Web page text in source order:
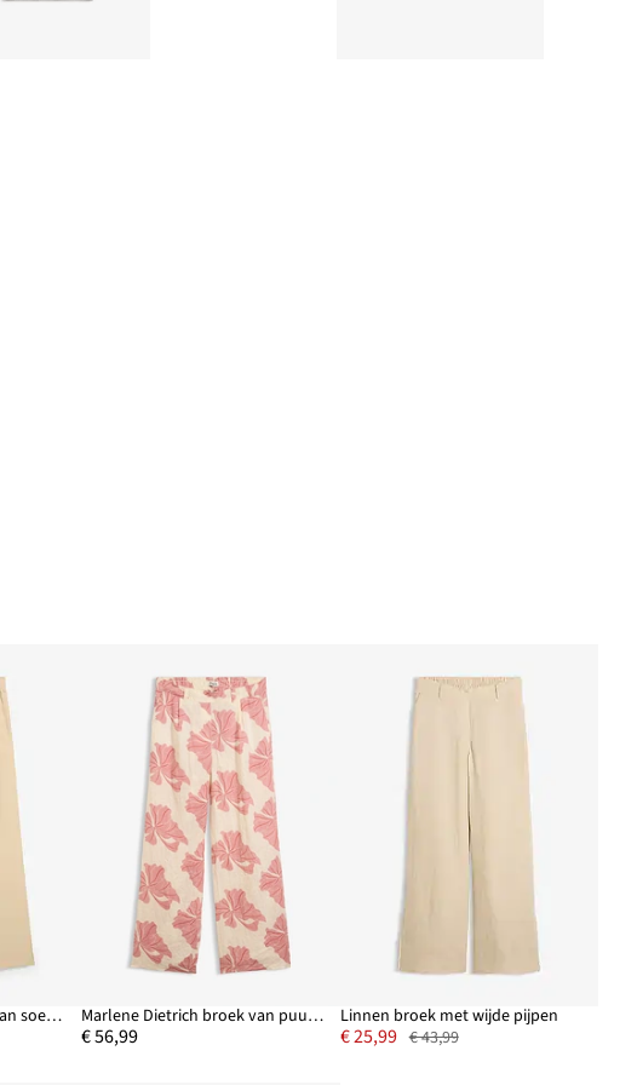
Marlene Dietrich broek van soepele viscose Marlene Dietrich broek van puur linnen
€ 56,99
Linnen broek met wijde pijpen
€ 25,99 € 43,99